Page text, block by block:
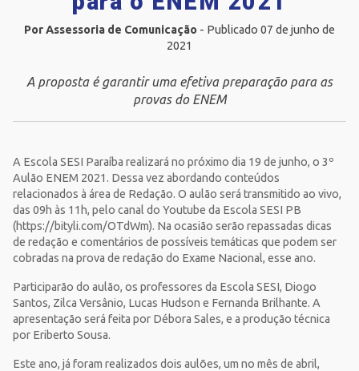
Por Assessoria de Comunicação - Publicado 07 de junho de
2021
A proposta é garantir uma efetiva preparação para as
provas do ENEM
A Escola SESI Paraíba realizará no próximo dia 19 de junho, o 3º
Aulão ENEM 2021. Dessa vez abordando conteúdos
relacionados à área de Redação. O aulão será transmitido ao vivo,
das 09h às 11h, pelo canal do Youtube da Escola SESI PB
(https://bityli.com/OTdWm). Na ocasião serão repassadas dicas
de redação e comentários de possíveis temáticas que podem ser
cobradas na prova de redação do Exame Nacional, esse ano.
Participarão do aulão, os professores da Escola SESI, Diogo
Santos, Zilca Versânio, Lucas Hudson e Fernanda Brilhante. A
apresentação será feita por Débora Sales, e a produção técnica
por Eriberto Sousa.
Este ano, já foram realizados dois aulões, um no mês de abril,